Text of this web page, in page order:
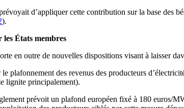
d’appliquer cette contribution sur la base des
).
les États membres
en outre de nouvelles dispositions visant à laisser
plafonnement des revenus des producteurs
lignite principalement).
prévoit un plafond européen fixé à 180 euros/